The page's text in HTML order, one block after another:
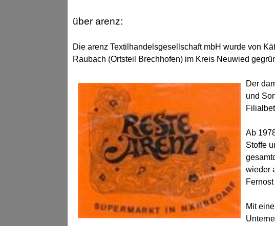
über arenz:
Die arenz Textilhandelsgesellschaft mbH wurde von
Raubach (Ortsteil Brechhofen) im Kreis Neuwied
Der
und
Ab
Stoffe
wieder
Mit